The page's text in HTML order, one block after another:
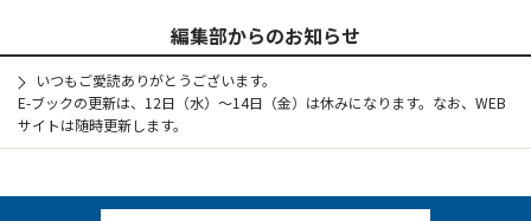
編集部からのお知らせ
いつもご愛読ありがとうございます。
E-ブックの更新は、12日（水）～14日（金）は休みになります。なお、WEB
サイトは随時更新します。